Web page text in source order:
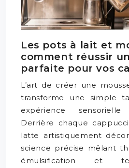
Les pots à lait et
comment réussir
parfaite pour vos
L’art de créer une
transforme une simple
expérience sensorielle
Derrière chaque
latte artistiquement
science précise mêlant
émulsification et